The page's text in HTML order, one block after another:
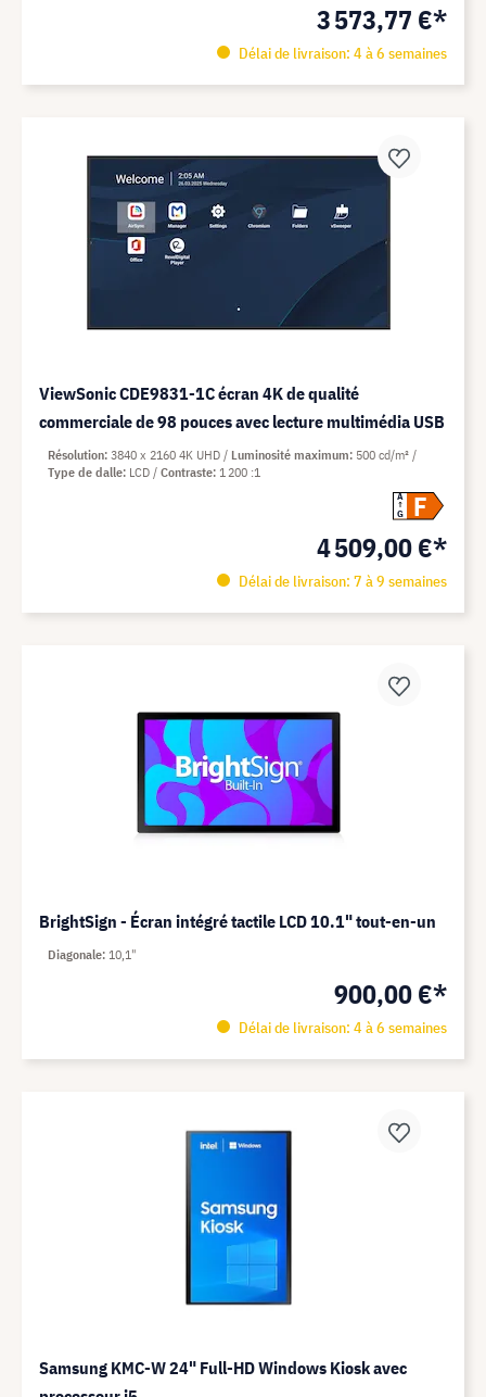
3 573,77 €*
Délai de livraison: 4 à 6 semaines
ViewSonic CDE9831-1C écran 4K de qualité
commerciale de 98 pouces avec lecture multimédia USB
A
G
F
4 509,00 €*
Délai de livraison: 7 à 9 semaines
Résolution 3840 x 2160 4K UHD Luminosité maximum 500 cd/m²
Type de dalle LCD Contraste 1 200 :1
BrightSign - Écran intégré tactile LCD 10.1" tout-en-un
900,00 €*
Délai de livraison: 4 à 6 semaines
Diagonale 10,1"
Samsung KMC-W 24" Full-HD Windows Kiosk avec